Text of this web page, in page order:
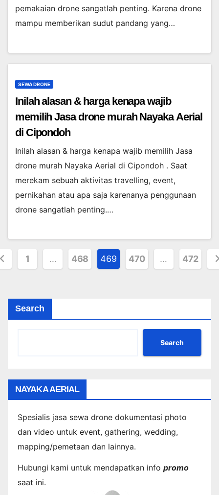
pemakaian drone sangatlah penting. Karena drone
mampu memberikan sudut pandang yang…
SEWA DRONE
Inilah alasan & harga kenapa wajib
memilih Jasa drone murah Nayaka Aerial
di Cipondoh
Inilah alasan & harga kenapa wajib memilih Jasa
drone murah Nayaka Aerial di Cipondoh . Saat
merekam sebuah aktivitas travelling, event,
pernikahan atau apa saja karenanya penggunaan
drone sangatlah penting.…
1 … 468 469 470 … 472
Search
Search
NAYAKA AERIAL
Spesialis jasa sewa drone dokumentasi photo
dan video untuk event, gathering, wedding,
mapping/pemetaan dan lainnya.
Hubungi kami untuk mendapatkan info promo
saat ini.